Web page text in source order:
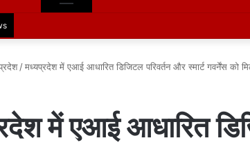
/मध्यप्रदेश में एआई आधारित डिजिटल परिवर्तन और स्मार्ट गवर्नेंस को
में एआई आधारित